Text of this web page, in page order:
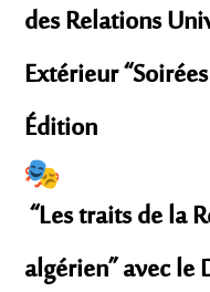
des Relations
Extérieur
Édition
“Les traits de la
algérien” avec